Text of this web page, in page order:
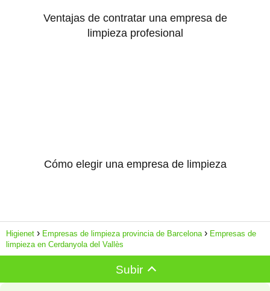
Ventajas de contratar una empresa de
limpieza profesional
Cómo elegir una empresa de limpieza
Higienet Empresas de limpieza provincia de Barcelona
Empresas de
limpieza en Cerdanyola del Vallès
Subir